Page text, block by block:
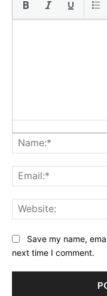
Save my name,
next time I comment.